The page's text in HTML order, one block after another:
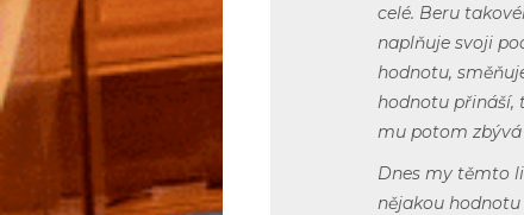
celé. Beru
naplňuje svoji
hodnotu,
hodnotu přináší,
mu potom zbývá
Dnes my těmto
nějakou